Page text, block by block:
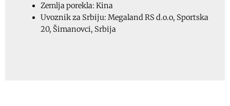
Zemlja porekla: Kina
Uvoznik za Srbiju: Megaland RS d.o.o, Sportska
20, Šimanovci, Srbija